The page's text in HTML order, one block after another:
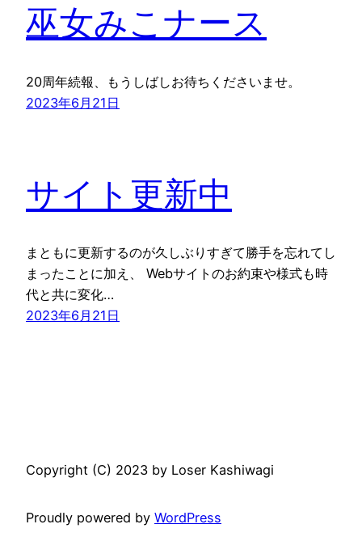
巫女みこナース
20周年続報、もうしばしお待ちくださいませ。
2023年6月21日
サイト更新中
まともに更新するのが久しぶりすぎて勝手を忘れてし
まったことに加え、 Webサイトのお約束や様式も時
代と共に変化…
2023年6月21日
Copyright (C) 2023 by Loser Kashiwagi
Proudly powered by WordPress